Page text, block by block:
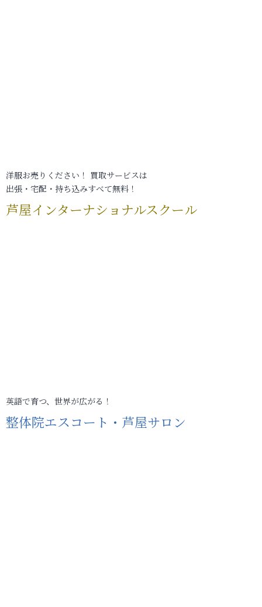
洋服お売りください！ 買取サービスは
出張・宅配・持ち込みすべて無料！
芦屋インターナショナルスクール
英語で育つ、世界が広がる！
整体院エスコート・芦屋サロン